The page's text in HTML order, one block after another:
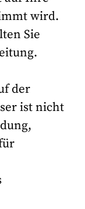
wird.
Sie
der
ist nicht